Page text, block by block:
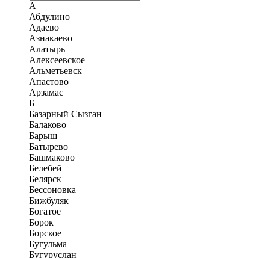
А
Абдулино
Адаево
Азнакаево
Алатырь
Алексеевское
Альметьевск
Апастово
Арзамас
Б
Базарный Сызган
Балаково
Барыш
Батырево
Башмаково
Белебей
Белярск
Бессоновка
Бижбуляк
Богатое
Борок
Борское
Бугульма
Бугуруслан